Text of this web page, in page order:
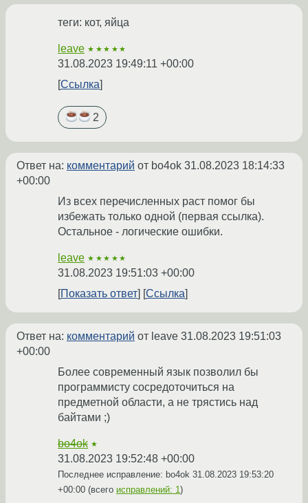
теги: кот, яйца
leave ★★★★★
31.08.2023 19:49:11 +00:00
Ссылка
2
Ответ на: комментарий от bo4ok 31.08.2023 18:14:33
+00:00
Из всех перечисленных раст помог бы
избежать только одной (первая ссылка).
Остальное - логические ошибки.
leave ★★★★★
31.08.2023 19:51:03 +00:00
Показать ответ
Ссылка
Ответ на: комментарий от leave 31.08.2023 19:51:03
+00:00
Более современный язык позволил бы
программисту сосредоточиться на
предметной области, а не трястись над
байтами ;)
bo4ok ★
31.08.2023 19:52:48 +00:00
Последнее исправление: bo4ok 31.08.2023 19:53:20
+00:00 (всего исправлений: 1)